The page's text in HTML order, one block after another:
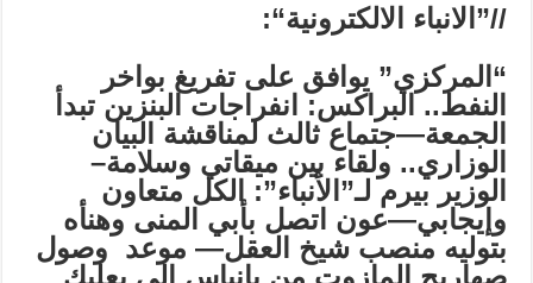
//” الانباء الالكترونية“:
“ المركزي” يوافق على تفريغ بواخر
النفط.. البراكس: انفراجات البنزين تبدأ
الجمعة—جتماع ثالث لمناقشة البيان
الوزاري.. ولقاء بين ميقاتي وسلامة–
الوزير بيرم لـ”الأنباء”: الكل متعاون
وإيجابي—عون اتصل بأبي المنى وهنأه
بتوليه منصب شيخ العقل— موعد وصول
صهاريج المازوت من بانياس إلى بعلبك